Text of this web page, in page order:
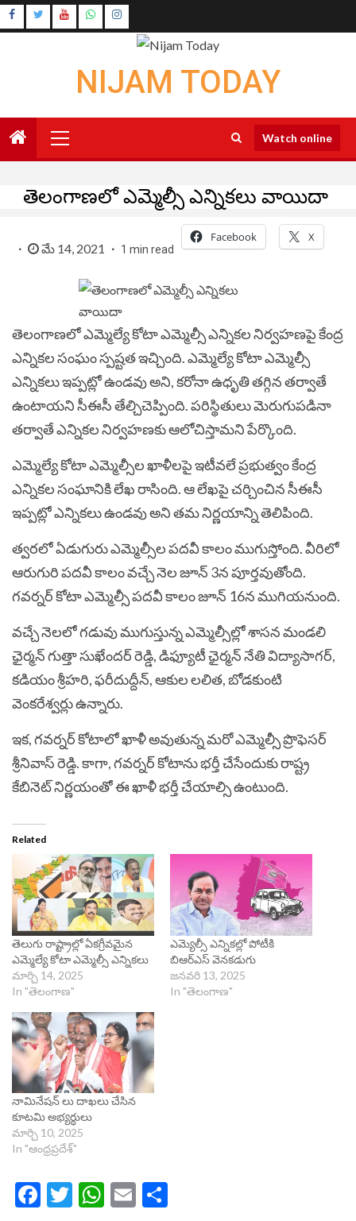
Skip
to
Instagram
NIJAM TODAY
Menu
Watch online
తెలంగాణ‌లో ఎమ్మెల్సీ ఎన్నిక‌లు వాయిదా
మే 14, 2021 1 min read
Facebook X
తెలంగాణ‌లో ఎమ్మెల్యే కోటా ఎమ్మెల్సీ ఎన్నిక‌ల నిర్వ‌హ‌ణ‌పై కేంద్ర
ఎన్నిక‌ల సంఘం స్ప‌ష్ట‌త ఇచ్చింది. ఎమ్మెల్యే కోటా ఎమ్మెల్సీ
ఎన్నిక‌లు ఇప్ప‌ట్లో ఉండ‌వు అని, క‌రోనా ఉధృతి త‌గ్గిన త‌ర్వాతే
ఉంటాయ‌ని సీఈసీ తేల్చిచెప్పింది. ప‌రిస్థితులు మెరుగుప‌డినా
త‌ర్వాతే ఎన్నిక‌ల నిర్వ‌హ‌ణ‌కు ఆలోచిస్తామ‌ని పేర్కొంది.
ఎమ్మెల్యే కోటా ఎమ్మెల్సీల ఖాళీల‌పై ఇటీవ‌లే ప్ర‌భుత్వం కేంద్ర
ఎన్నిక‌ల సంఘానికి లేఖ రాసింది. ఆ లేఖ‌పై చ‌ర్చించిన సీఈసీ
ఇప్ప‌ట్లో ఎన్నిక‌లు ఉండ‌వు అని త‌మ నిర్ణ‌యాన్ని తెలిపింది.
త్వరలో ఏడుగురు ఎమ్మెల్సీల పదవీ కాలం ముగుస్తోంది. వీరిలో
ఆరుగురి పదవీ కాలం వచ్చే నెల జూన్ 3న పూర్తవుతోంది.
గవర్నర్ కోటా ఎమ్మెల్సీ పదవీ కాలం జూన్ 16న ముగియ‌నుంది.
వచ్చే నెలలో గడువు ముగుస్తున్న ఎమ్మెల్సీల్లో శాసన మండలి
ఛైర్మన్ గుత్తా సుఖేందర్ రెడ్డి, డిఫ్యూటీ ఛైర్మన్ నేతి విద్యాసాగర్,
కడియం శ్రీహరి, ఫరీదుద్దీన్, ఆకుల లలిత, బోడకుంటి
వెంకరేశ్వర్లు ఉన్నారు.
ఇక, గవర్నర్ కోటాలో ఖాళీ అవుతున్న మరో ఎమ్మెల్సీ ప్రొఫెసర్
శ్రీనివాస్ రెడ్డి. కాగా, గవర్నర్ కోటాను భర్తీ చేసేందుకు రాష్ట్ర
కేబినెట్ నిర్ణయంతో ఈ ఖాళీ భర్తీ చేయాల్సి ఉంటుంది.
Related
తెలుగు రాష్ట్రాల్లో ఏకగ్రీవమైన
ఎమ్మెల్యే కోటా ఎమ్మెల్సీ ఎన్నికలు
మార్చి 14, 2025
In "తెలంగాణ"
ఎమ్యెల్సీ ఎన్నికల్లో పోటీకి
బిఆర్ఎస్ వెనకడుగు
జనవరి 13, 2025
In "తెలంగాణ"
నామినేషన్ లు దాఖలు చేసిన
కూటమి అభ్యర్ధులు
మార్చి 10, 2025
In "ఆంధ్రప్రదేశ్"
Facebook
Twitter
WhatsApp
Email